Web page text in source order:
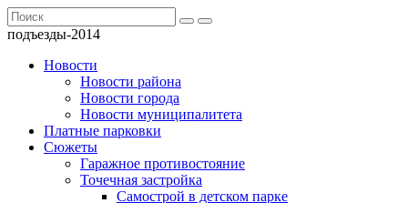
подъезды-2014
Новости
Новости района
Новости города
Новости муниципалитета
Платные парковки
Сюжеты
Гаражное противостояние
Точечная застройка
Самострой в детском парке